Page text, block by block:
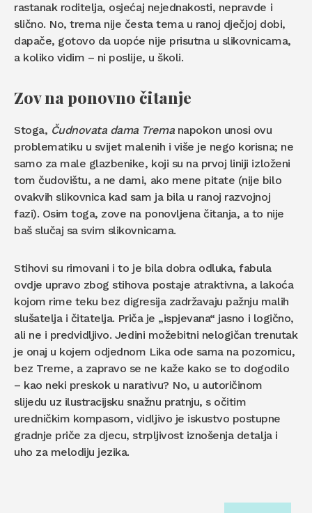
rastanak roditelja, osjećaj nejednakosti, nepravde i
slično. No, trema nije česta tema u ranoj dječjoj dobi,
dapače, gotovo da uopće nije prisutna u slikovnicama,
a koliko vidim – ni poslije, u školi.
Zov na ponovno čitanje
Stoga, Čudnovata dama Tremanapokon unosi ovu
problematiku u svijet malenih i više je nego korisna; ne
samo za male glazbenike, koji su na prvoj liniji izloženi
tom čudovištu, a ne dami, ako mene pitate (nije bilo
ovakvih slikovnica kad sam ja bila u ranoj razvojnoj
fazi). Osim toga, zove na ponovljena čitanja, a to nije
baš slučaj sa svim slikovnicama.
Stihovi su rimovani i to je bila dobra odluka, fabula
ovdje upravo zbog stihova postaje atraktivna, a lakoća
kojom rime teku bez digresija zadržavaju pažnju malih
slušatelja i čitatelja. Priča je „ispjevana“ jasno i logično,
ali ne i predvidljivo. Jedini možebitni nelogičan trenutak
je onaj u kojem odjednom Lika ode sama na pozornicu,
bez Treme, a zapravo se ne kaže kako se to dogodilo
– kao neki preskok u narativu? No, u autoričinom
slijedu uz ilustracijsku snažnu pratnju, s očitim
uredničkim kompasom, vidljivo je iskustvo postupne
gradnje priče za djecu, strpljivost iznošenja detalja i
uho za melodiju jezika.